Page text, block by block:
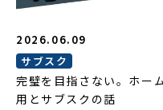
2026.06.09
サブスク
完璧を目指さない。ホー
用とサブスクの話